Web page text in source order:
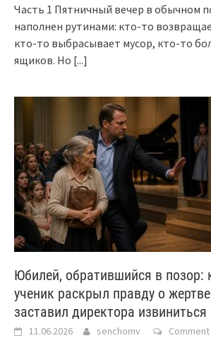
Часть 1 Пятничный вечер в обычном
наполнен рутинами: кто-то
кто-то выбрасывает мусор, кто-то
ящиков. Но [...]
Юбилей, обратившийся в позор:
ученик раскрыл правду о
заставил директора извиниться
11.06.2026 senchomv Comment